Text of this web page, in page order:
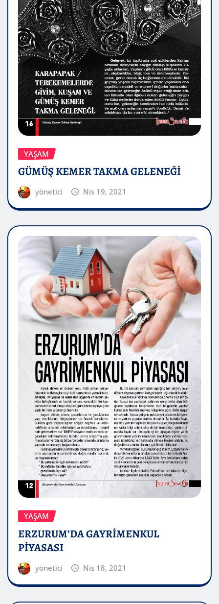
YAŞAM
GÜMÜŞ KEMER TAKMA GELENEĞİ
yönetici Nis 19, 2021
YAŞAM
ERZURUM’DA GAYRİMENKUL
PİYASASI
yönetici Nis 18, 2021